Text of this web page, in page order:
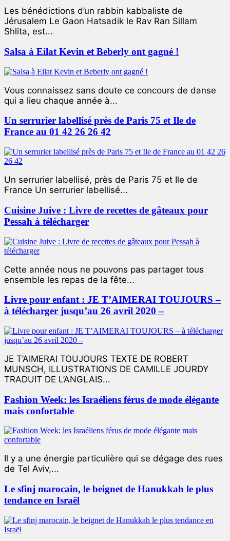
Les bénédictions d’un rabbin kabbaliste de
Jérusalem Le Gaon Hatsadik le Rav Ran Sillam
Shlita, est...
Salsa à Eilat Kevin et Beberly ont gagné !
Vous connaissez sans doute ce concours de danse
qui a lieu chaque année à...
Un serrurier labellisé près de Paris 75 et Ile de
France au 01 42 26 26 42
Un serrurier labellisé, près de Paris 75 et Ile de
France Un serrurier labellisé...
Cuisine Juive : Livre de recettes de gâteaux pour
Pessah à télécharger
Cette année nous ne pouvons pas partager tous
ensemble les repas de la fête...
Livre pour enfant : JE T’AIMERAI TOUJOURS –
à télécharger jusqu’au 26 avril 2020 –
JE T’AIMERAI TOUJOURS TEXTE DE ROBERT
MUNSCH, ILLUSTRATIONS DE CAMILLE JOURDY
TRADUIT DE L’ANGLAIS...
Fashion Week: les Israéliens férus de mode élégante
mais confortable
Il y a une énergie particulière qui se dégage des rues
de Tel Aviv,...
Le sfinj marocain, le beignet de Hanukkah le plus
tendance en Israël